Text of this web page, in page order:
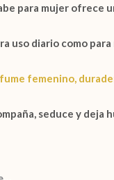
para mujer ofrece
uso diario como para
femenino,
seduce y deja